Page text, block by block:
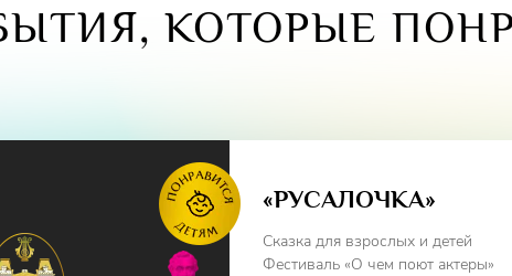
КОТОРЫЕ
«РУСАЛОЧКА»
Сказка для взрослых и детей
Фестиваль «О чем поют актеры»